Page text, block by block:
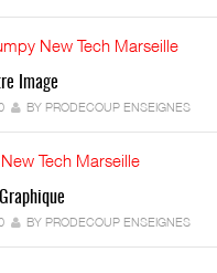
Image
BY PRODECOUP ENSEIGNES
BY PRODECOUP ENSEIGNES